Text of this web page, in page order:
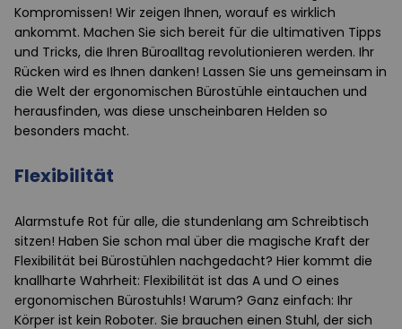
Kompromissen! Wir zeigen Ihnen, worauf es wirklich
ankommt. Machen Sie sich bereit für die ultimativen Tipps
und Tricks, die Ihren Büroalltag revolutionieren werden. Ihr
Rücken wird es Ihnen danken! Lassen Sie uns gemeinsam in
die Welt der ergonomischen Bürostühle eintauchen und
herausfinden, was diese unscheinbaren Helden so
besonders macht.
Flexibilität
Alarmstufe Rot für alle, die stundenlang am Schreibtisch
sitzen! Haben Sie schon mal über die magische Kraft der
Flexibilität bei Bürostühlen nachgedacht? Hier kommt die
knallharte Wahrheit: Flexibilität ist das A und O eines
ergonomischen Bürostuhls! Warum? Ganz einfach: Ihr
Körper ist kein Roboter. Sie brauchen einen Stuhl, der sich